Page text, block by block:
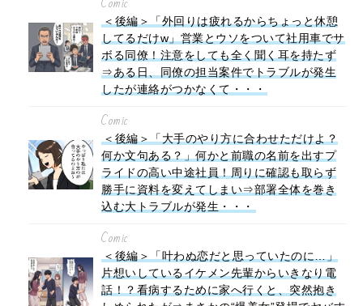
＜後編＞「外回りは疲れるからちょっと休憩
してるだけw」営業とウソをついて社用車でサ
ボる同僚！注意をしても全く聞く耳を持たず
⇒ある日、同僚の担当案件でトラブルが発生
したが連絡がつかなくて・・・
Comic
＜後編＞「大手のやり方に合わせただけよ？
何か文句ある？」何かと前職の名前を出すプ
ライドの高い中途社員！周りに確認も取らず
勝手に資料を変えてしまい⇒部署全体を巻き
込む大トラブルが発生・・・
Comic
＜後編＞「叶わぬ恋だと思っていたのに…」
片想いしているイケメン先輩からいきなり電
話！？看病するために家へ行くと、突然抱き